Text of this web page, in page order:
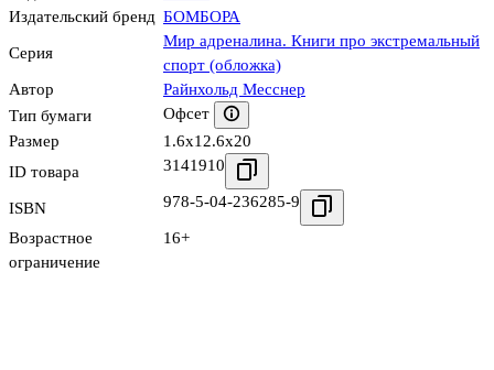
Издательский бренд БОМБОРА
Серия
Мир адреналина. Книги про экстремальный
спорт (обложка)
Автор
Райнхольд Месснер
Тип бумаги
Офсет
Размер
1.6x12.6x20
ID товара
3141910
ISBN 978-5-04-236285-9
Возрастное
ограничение
16+